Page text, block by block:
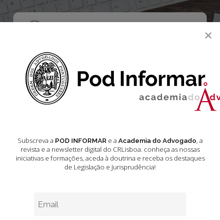
Skip
to
main
Menu
Vídeos e E-Publicações
Publicações
Novembro 27, 2024 1 min leitura estimada
×
Subscreva a POD INFORMARe a Academia do Advogado, a
revista e a newsletter digital do CRLisboa. conheça as nossas
iniciativas e formações, aceda à doutrina e receba os destaques
de Legislação e Jurisprudência!